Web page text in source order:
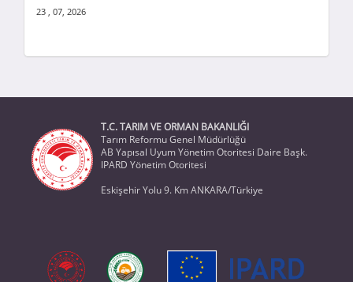
23 , 07, 2026
T.C. TARIM VE ORMAN BAKANLIĞI
Tarım Reformu Genel Müdürlüğü
AB Yapısal Uyum Yönetim Otoritesi Daire Başk.
IPARD Yönetim Otoritesi
Eskişehir Yolu 9. Km ANKARA/Türkiye